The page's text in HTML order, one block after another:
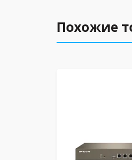
Похожие